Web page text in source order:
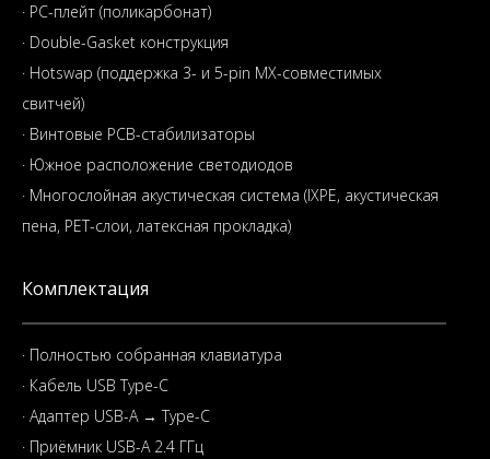
· PC-плейт (поликарбонат)
· Double-Gasket конструкция
· Hotswap (поддержка 3- и 5-pin MX-совместимых
свитчей)
· Винтовые PCB-стабилизаторы
· Южное расположение светодиодов
· Многослойная акустическая система (IXPE, акустическая
пена, PET-слои, латексная прокладка)
Комплектация
· Полностью собранная клавиатура
· Кабель USB Type-C
· Адаптер USB-A → Type-C
· Приёмник USB-A 2.4 ГГц